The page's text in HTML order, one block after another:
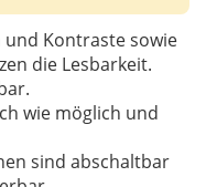
Kontraste sowie
die Lesbarkeit.
wie möglich und
sind abschaltbar